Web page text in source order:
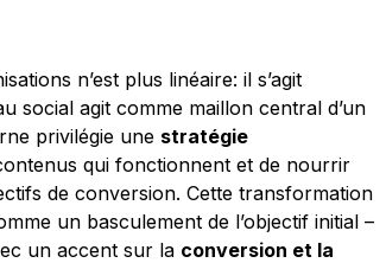
n’est plus linéaire: il s’agit
social agit comme maillon central d’un
privilégie une stratégie
qui fonctionnent et de nourrir
de conversion. Cette transformation
un basculement de l’objectif initial –
un accent sur la conversion et la